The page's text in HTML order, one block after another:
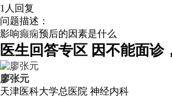
1人回复
问题描述：
影响癫痫预后的因素是什么
医生回答专区 因不能面诊
廖张元
天津医科大学总医院 神经内科